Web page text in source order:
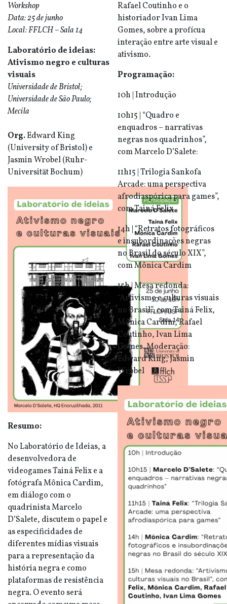
Workshop
Data: 25 de junho
Local: FFLCH – Sala 14
Laboratório de ideias:
Ativismo negro e culturas
visuais
Universidade de Bristol;
Universidade de São Paulo;
Mecila
Org.Edward King
(University of Bristol) e
Jasmin Wrobel (Ruhr-
Universität Bochum)
Resumo:
No Laboratório de Ideias, a
desenvolvedora de
videogames Tainá Felix e a
fotógrafa Mônica Cardim,
em diálogo com o
quadrinista Marcelo
D’Salete, discutem o papel e
as especificidades de
diferentes mídias visuais
para a representação da
história negra e como
plataformas de resistência
negra. O evento será
Rafael Coutinho e o
historiador Ivan Lima
Gomes, sobre a profícua
interação entre arte visual e
ativismo.
Programação:
10h | Introdução
10h15 | “Quadro e
enquadros – narrativas
negras nos quadrinhos”,
com Marcelo D’Salete:
11h15 | Trilogia Sankofa
Arcade: uma perspectiva
afrodiaspórica para games”,
com Tainá Felix
14h | “Retratos fotográficos
e insubordinações negras
no Brasil do século XIX”,
com Mônica Cardim
15h | Mesa redonda:
“Artivismo e culturas visuais
no Brasil”, com Tainá Felix,
Mônica Cardim, Rafael
Coutinho, Ivan Lima
Gomes. Moderação:
Edward King, Jasmin
Wrobel